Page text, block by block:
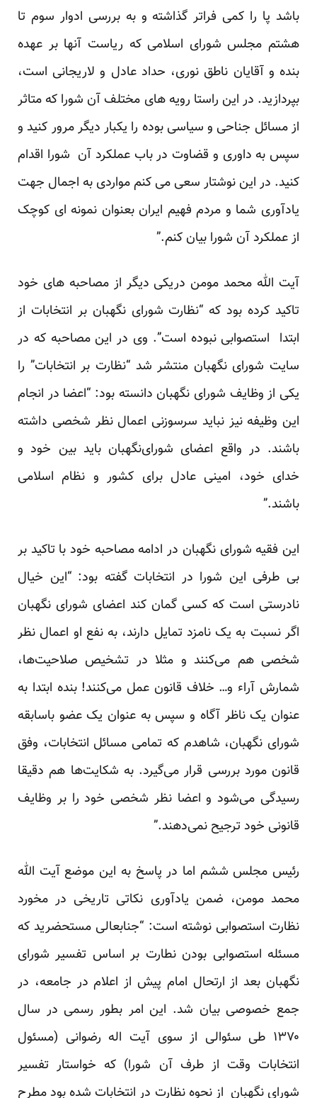
باشد پا را کمی فراتر گذاشته و به بررسی ادوار سوم تا
هشتم مجلس شورای اسلامی که ریاست آنها بر عهده
بنده و آقایان ناطق نوری، حداد عادل و لاریجانی است،
بپردازید. در این راستا رویه های مختلف آن شورا که متاثر
از مسائل جناحی و سیاسی بوده را یکبار دیگر مرور کنید و
سپس به داوری و قضاوت در باب عملکرد آن شورا اقدام
کنید. در این نوشتار سعی می کنم مواردی به اجمال جهت
یادآوری شما و مردم فهیم ایران بعنوان نمونه ای کوچک
از عملکرد آن شورا بیان کنم.”
آیت الله محمد مومن دریکی دیگر از مصاحبه های خود
تاکید کرده بود که “نظارت شورای نگهبان بر انتخابات از
ابتدا استصوابی نبوده است”. وی در این مصاحبه که در
سایت شورای نگهبان منتشر شد “نظارت بر انتخابات” را
یکی از وظایف شورای نگهبان دانسته بود: “اعضا در انجام
این وظیفه نیز نباید سرسوزنی اعمال نظر شخصی داشته
باشند. در واقع اعضای شورای‌نگهبان باید بین خود و
خدای خود، امینی عادل برای کشور و نظام اسلامی
باشند.”
این فقیه شورای نگهبان در ادامه مصاحبه خود با تاکید بر
بی طرفی این شورا در انتخابات گفته بود: “این خیال
نادرستی است که کسی گمان کند اعضای شورای نگهبان
اگر نسبت به یک نامزد تمایل دارند، به نفع او اعمال نظر
شخصی هم می‌کنند و مثلا در تشخیص صلاحیت‌ها،
شمارش آراء و… خلاف قانون عمل می‌کنند! بنده ابتدا به
عنوان یک ناظر آگاه و سپس به عنوان یک عضو باسابقه
شورای نگهبان، شاهدم که تمامی مسائل انتخابات، وفق
قانون مورد بررسی قرار می‌گیرد. به شکایت‌ها هم دقیقا
رسیدگی می‌شود و اعضا نظر شخصی خود را بر وظایف
قانونی خود ترجیح نمی‌دهند.”
رئیس مجلس ششم اما در پاسخ به این موضع آیت الله
محمد مومن، ضمن یادآوری نکاتی تاریخی در مخورد
نظارت استصوابی نوشته است: “جنابعالی مستحضرید که
مسئله استصوابی بودن نطارت بر اساس تفسیر شورای
نگهبان بعد از ارتحال امام پیش از اعلام در جامعه، در
جمع خصوصی بیان شد. این امر بطور رسمی در سال
۱۳۷۰ طی سئوالی از سوی آیت اله رضوانی (مسئول
انتخابات وقت از طرف آن شورا) که خواستار تفسیر
شورای نگهبان از نحوه نظارت در انتخابات شده بود مطرح